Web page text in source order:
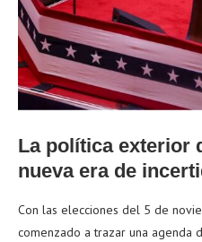
La política exterior
nueva era de
Con las elecciones del 5 de
comenzado a trazar una